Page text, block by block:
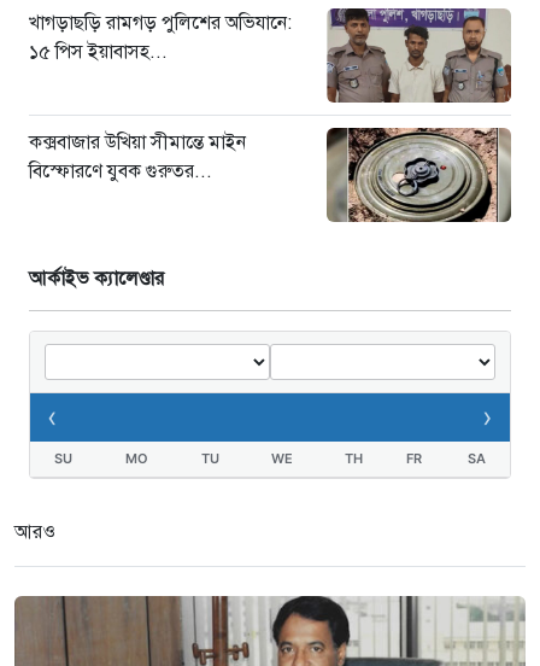
খাগড়াছড়ি রামগড় পুলিশের অভিযানে:
১৫ পিস ইয়াবাসহ...
কক্সবাজার উখিয়া সীমান্তে মাইন
বিস্ফোরণে যুবক গুরুতর...
আর্কাইভ ক্যালেণ্ডার
‹ ›
SU MO TU WE TH FR SA
আরও